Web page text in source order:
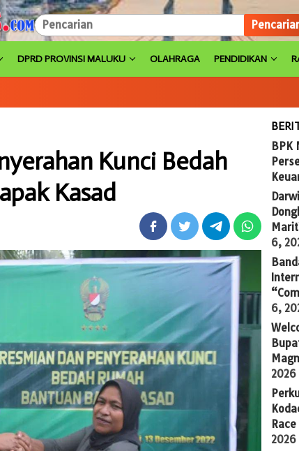
DPRD PROVINSI MALUKU OLAHRAGA PENDIDIKAN
Kunci Bedah
Kasad
BPK
6,
6,
2026
2026